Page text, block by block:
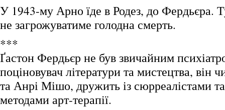
У 1943-му Арно їде в Родез, до Фердьєра.
не загрожуватиме голодна смерть.
***
Ґастон Фердьєр не був звичайним
поціновувач літератури та мистецтва, він
та Анрі Мішо, дружить із сюрреалістами
методами арт-терапії.